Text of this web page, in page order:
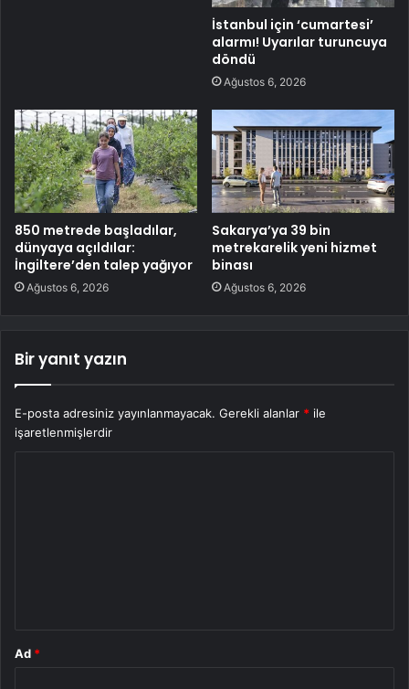
İstanbul için ‘cumartesi’
alarmı! Uyarılar turuncuya
döndü
Ağustos 6, 2026
850 metrede başladılar,
dünyaya açıldılar:
İngiltere’den talep yağıyor
Ağustos 6, 2026
Sakarya’ya 39 bin
metrekarelik yeni hizmet
binası
Ağustos 6, 2026
Bir yanıt yazın
E-posta adresiniz yayınlanmayacak. Gerekli alanlar * ile
işaretlenmişlerdir
Ad *